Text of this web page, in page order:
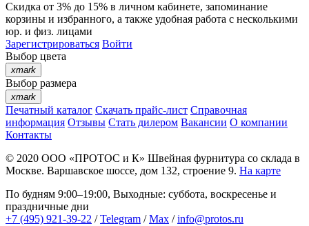
Скидка от 3% до 15% в личном кабинете, запоминание
корзины и избранного, а также удобная работа с несколькими
юр. и физ. лицами
Зарегистрироваться Войти
Выбор цвета
xmark
Выбор размера
xmark
Печатный каталог Скачать прайс-лист Справочная
информация Отзывы Стать дилером Вакансии О компании
Контакты
© 2020 ООО «ПРОТОС и К» Швейная фурнитура со склада в
Москве. Варшавское шоссе, дом 132, строение 9. На карте
По будням 9:00–19:00, Выходные: суббота, воскресенье и
праздничные дни
+7 (495) 921-39-22 /Telegram /Max /info@protos.ru